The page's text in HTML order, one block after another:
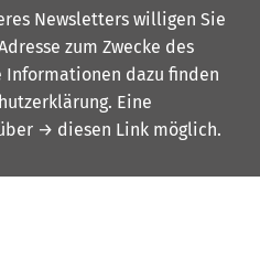
Newsletters willigen Sie
zum Zwecke des
Informationen dazu finden
. Eine
→ diesen Link möglich.